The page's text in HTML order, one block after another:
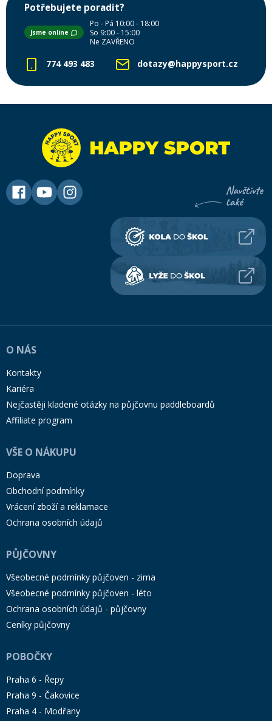
Potřebujete poradit?
Jsme online
Po - Pá 10:00 - 18:00
So 9:00 - 15:00
Ne ZAVŘENO
774 493 483 dotazy@happysport.cz
O NÁS
Kontakty
Kariéra
Nejčastěji kladené otázky na půjčovnu paddleboardů
Affiliate program
VŠE O NÁKUPU
Doprava
Obchodní podmínky
Vrácení zboží a reklamace
Ochrana osobních údajů
PŮJČOVNY
Všeobecné podmínky půjčoven - zima
Všeobecné podmínky půjčoven - léto
Ochrana osobních údajů - půjčovny
Ceníky půjčovny
POBOČKY
Praha 6 - Řepy
Praha 9 - Čakovice
Praha 4 - Modřany